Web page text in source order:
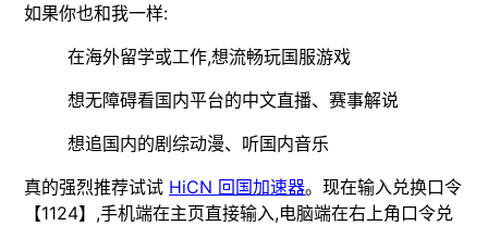
如果你也和我一样:
在海外留学或工作,想流畅玩国服游戏
想无障碍看国内平台的中文直播、赛事解说
想追国内的剧综动漫、听国内音乐
真的强烈推荐试试 HiCN 回国加速器。现在输入兑换口令
【1124】,手机端在主页直接输入,电脑端在右上角口令兑